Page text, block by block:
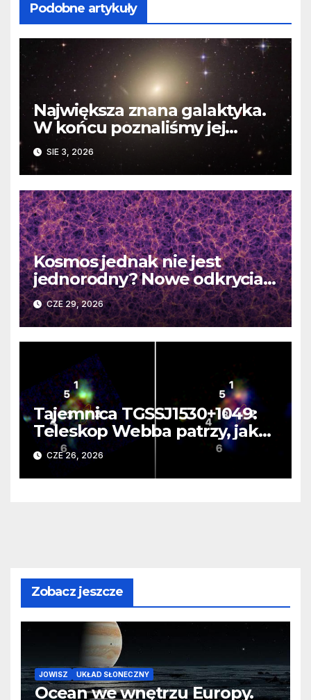
Podobne artykuły
Największa znana galaktyka.
W końcu poznaliśmy jej
faktyczne wymiary
SIE 3, 2026
Kosmos jednak nie jest
jednorodny? Nowe odkrycia
DESI burzą fundamentalne
zasady kosmologii
CZE 29, 2026
Tajemnica TGSSJ1530+1049:
Teleskop Webba patrzy, jak
rodzi się supergalaktyka i
monstrualna czarna dziura
CZE 26, 2026
Zobacz jeszcze
JOWISZ UKŁAD SŁONECZNY
Ocean we wnętrzu Europy.